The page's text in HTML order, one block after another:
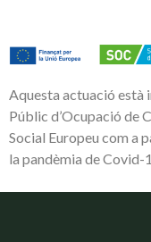
Aquesta actuació està
Públic d’Ocupació de
Social Europeu com a
la pandèmia de Covid-